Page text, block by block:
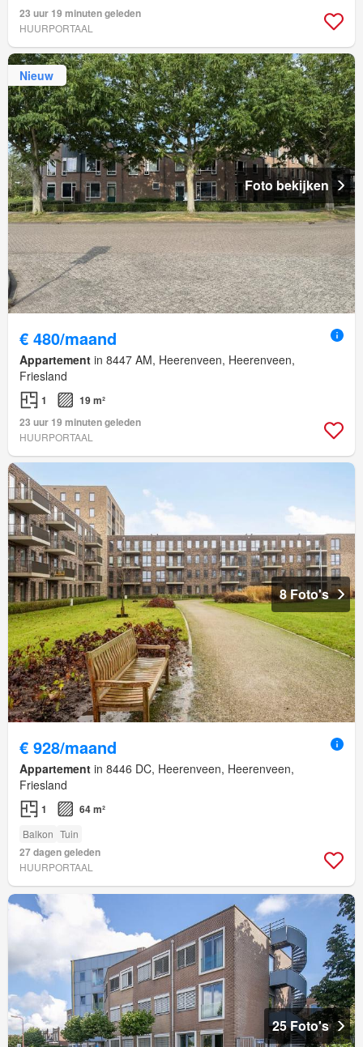
23 uur 19 minuten geleden
HUURPORTAAL
Nieuw
Foto bekijken
€ 480/maand
Appartement in 8447 AM, Heerenveen, Heerenveen,
Friesland
1
19 m²
23 uur 19 minuten geleden
HUURPORTAAL
8 Foto's
€ 928/maand
Appartement in 8446 DC, Heerenveen, Heerenveen,
Friesland
1 64 m²
Balkon Tuin
27 dagen geleden
HUURPORTAAL
25 Foto's